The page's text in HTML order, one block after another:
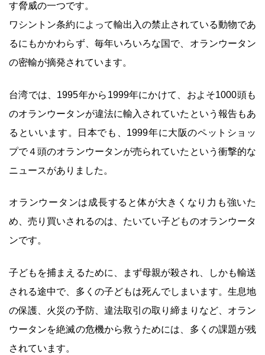
す脅威の一つです。
ワシントン条約によって輸出入の禁止されている動物であ
るにもかかわらず、毎年いろいろな国で、オランウータン
の密輸が摘発されています。
台湾では、1995年から1999年にかけて、およそ1000頭も
のオランウータンが違法に輸入されていたという報告もあ
るといいます。日本でも、1999年に大阪のペットショッ
プで４頭のオランウータンが売られていたという衝撃的な
ニュースがありました。
オランウータンは成長すると体が大きくなり力も強いた
め、売り買いされるのは、たいてい子どものオランウータ
ンです。
子どもを捕まえるために、まず母親が殺され、しかも輸送
される途中で、多くの子どもは死んでしまいます。生息地
の保護、火災の予防、違法取引の取り締まりなど、オラン
ウータンを絶滅の危機から救うためには、多くの課題が残
されています。